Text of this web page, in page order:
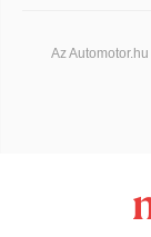
Az